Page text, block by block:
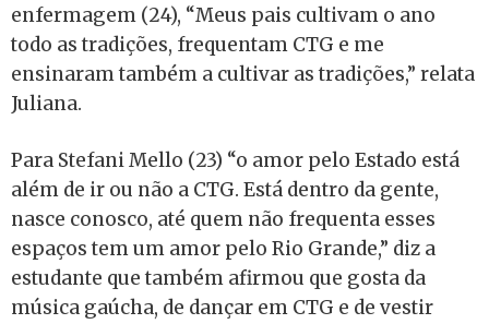
enfermagem (24), “Meus pais cultivam o ano
todo as tradições, frequentam CTG e me
ensinaram também a cultivar as tradições,” relata
Juliana.
Para Stefani Mello (23) “o amor pelo Estado está
além de ir ou não a CTG. Está dentro da gente,
nasce conosco, até quem não frequenta esses
espaços tem um amor pelo Rio Grande,” diz a
estudante que também afirmou que gosta da
música gaúcha, de dançar em CTG e de vestir